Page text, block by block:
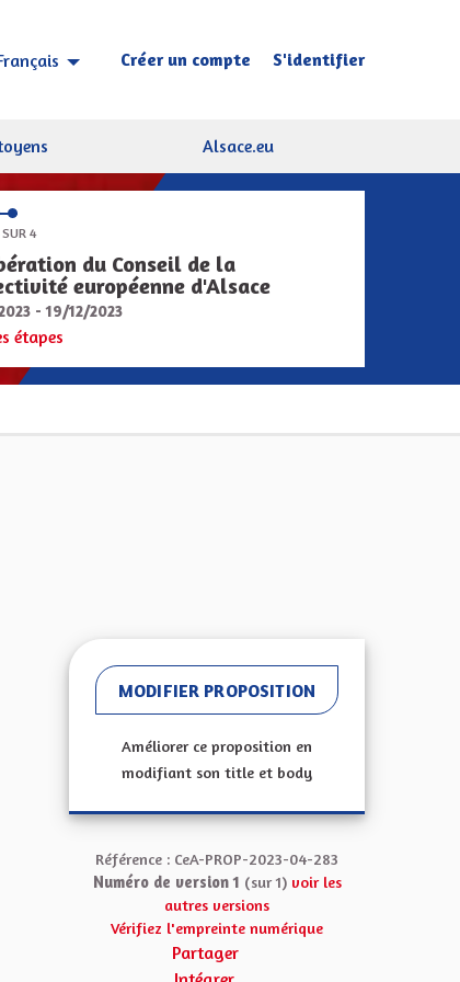
Choisir la langue Sprache wählen
Créer un compte S'identifier
Alsace.eu
SUR 4
du Conseil de la
européenne d'Alsace
- 19/12/2023
étapes
MODIFIER PROPOSITION
Améliorer ce proposition en
modifiant son title et body
Référence : CeA-PROP-2023-04-283
Numéro de version 1 (sur 1) voir les
autres versions
Vérifiez l'empreinte numérique
Partager